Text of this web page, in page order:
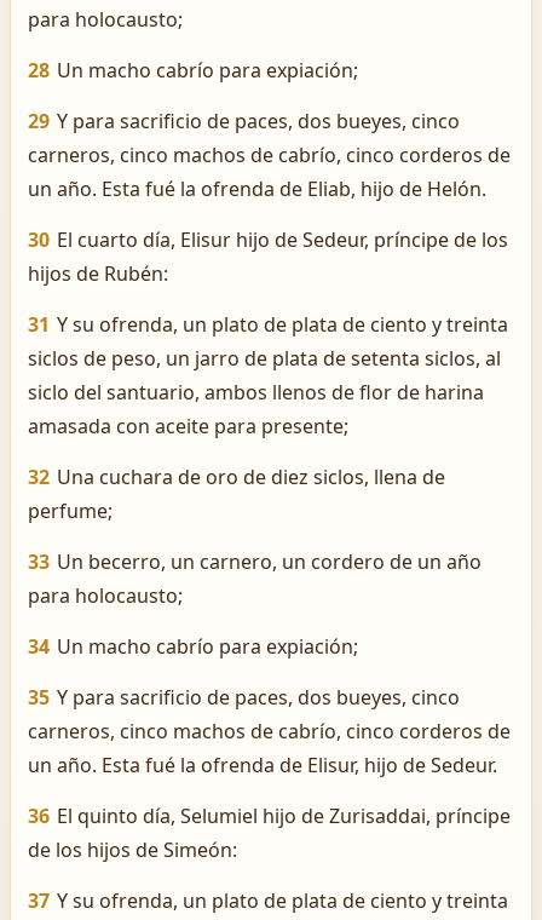
para holocausto;
28 Un macho cabrío para expiación;
29 Y para sacrificio de paces, dos bueyes, cinco
carneros, cinco machos de cabrío, cinco corderos de
un año. Esta fué la ofrenda de Eliab, hijo de Helón.
30 El cuarto día, Elisur hijo de Sedeur, príncipe de los
hijos de Rubén:
31 Y su ofrenda, un plato de plata de ciento y treinta
siclos de peso, un jarro de plata de setenta siclos, al
siclo del santuario, ambos llenos de flor de harina
amasada con aceite para presente;
32 Una cuchara de oro de diez siclos, llena de
perfume;
33 Un becerro, un carnero, un cordero de un año
para holocausto;
34 Un macho cabrío para expiación;
35 Y para sacrificio de paces, dos bueyes, cinco
carneros, cinco machos de cabrío, cinco corderos de
un año. Esta fué la ofrenda de Elisur, hijo de Sedeur.
36 El quinto día, Selumiel hijo de Zurisaddai, príncipe
de los hijos de Simeón:
37 Y su ofrenda, un plato de plata de ciento y treinta